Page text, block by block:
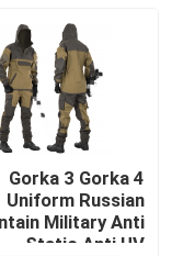
الزي العسكري
Gorka 3 Gorka 4
Uniform Russian
Military Anti
Static Anti UV